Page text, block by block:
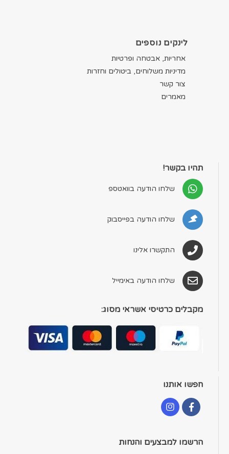
לינקים נוספים
אחריות, אבטחה ופרטיות
מדיניות משלוחים, ביטולים וחזרות
צור קשר
מאמרים
תהיו בקשר!
שלחו הודעה בוואטספ
שלחו הודעה בפייסבוק
התקשרו אלינו
שלחו הודעה באימייל
מקבלים כרטיסי אשראי מסוג:
חפשו אותנו
הרשמו למבצעים והנחות